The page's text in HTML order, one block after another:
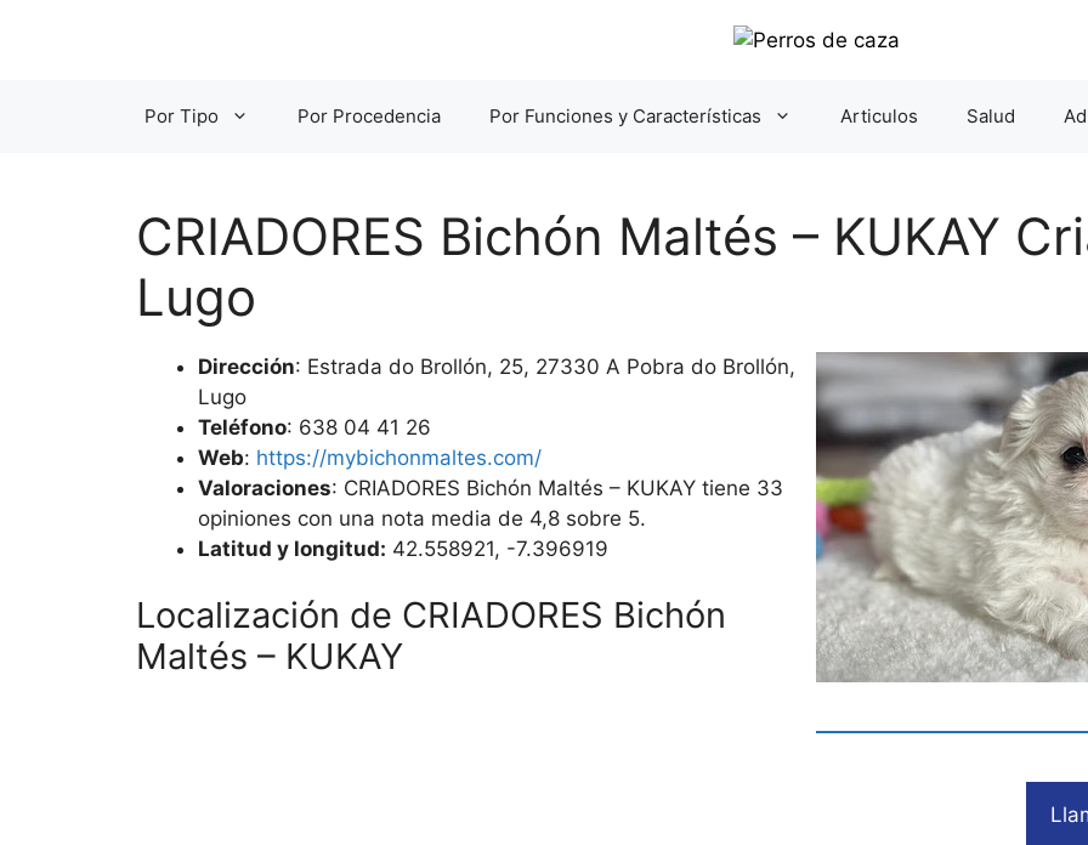
Por Tipo Por Procedencia Por Funciones y Características Articulos Salud
CRIADORES Bichón Maltés – KUKAY
Lugo
Dirección: Estrada do Brollón, 25, 27330 A Pobra do Brollón,
Lugo
Teléfono: 638 04 41 26
Web: https://mybichonmaltes.com/
Valoraciones: CRIADORES Bichón Maltés – KUKAY tiene 33
opiniones con una nota media de 4,8 sobre 5.
Latitud y longitud: 42.558921, -7.396919
Localización de CRIADORES Bichón
Maltés – KUKAY